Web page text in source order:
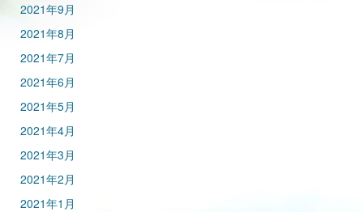
2021年9月
2021年8月
2021年7月
2021年6月
2021年5月
2021年4月
2021年3月
2021年2月
2021年1月